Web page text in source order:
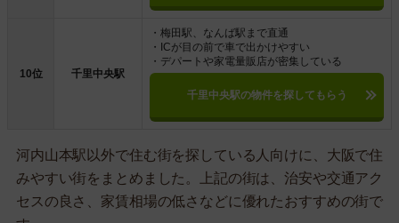
10位 千里中央駅
・梅田駅、なんば駅まで直通
・ICが目の前で車で出かけやすい
・デパートや家電量販店が密集している
千里中央駅の物件を探してもらう
河内山本駅以外で住む街を探している人向けに、大阪で住
みやすい街をまとめました。上記の街は、治安や交通アク
セスの良さ、家賃相場の低さなどに優れたおすすめの街で